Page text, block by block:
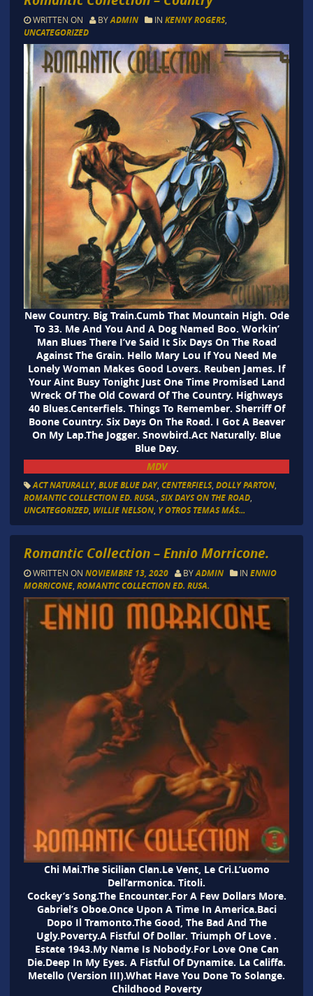
WRITTEN ON BYADMIN IN KENNY ROGERS,
UNCATEGORIZED
New Country. Big Train.Cumb That Mountain High. Ode
To 33. Me And You And A Dog Named Boo. Workin’
Man Blues There I’ve Said It Six Days On The Road
Against The Grain. Hello Mary Lou If You Need Me
Lonely Woman Makes Good Lovers. Reuben James. If
Your Aint Busy Tonight Just One Time Promised Land
Wreck Of The Old Coward Of The Country. Highways
40 Blues.Centerfiels. Things To Remember. Sherriff Of
Boone Country. Six Days On The Road. I Got A Beaver
On My Lap.The Jogger. Snowbird.Act Naturally. Blue
Blue Day.
MDV
ACT NATURALLY, BLUE BLUE DAY, CENTERFIELS, DOLLY PARTON,
ROMANTIC COLLECTION ED. RUSA. SIX DAYS ON THE ROAD,
UNCATEGORIZED, WILLIE NELSON, Y OTROS TEMAS MÁS...
Romantic Collection – Ennio Morricone.
WRITTEN ON NOVIEMBRE 13, 2020 BYADMIN IN ENNIO
MORRICONE, ROMANTIC COLLECTION ED. RUSA.
Chi Mai.The Sicilian Clan.Le Vent, Le Cri.L’uomo
Dell’armonica. Titoli.
Cockey’s Song.The Encounter.For A Few Dollars More.
Gabriel’s Oboe.Once Upon A Time In America.Baci
Dopo Il Tramonto.The Good, The Bad And The
Ugly.Poverty.A Fistful Of Dollar. Triumph Of Love .
Estate 1943.My Name Is Nobody.For Love One Can
Die.Deep In My Eyes. A Fistful Of Dynamite. La Califfa.
Metello (Version III).What Have You Done To Solange.
Childhood Poverty